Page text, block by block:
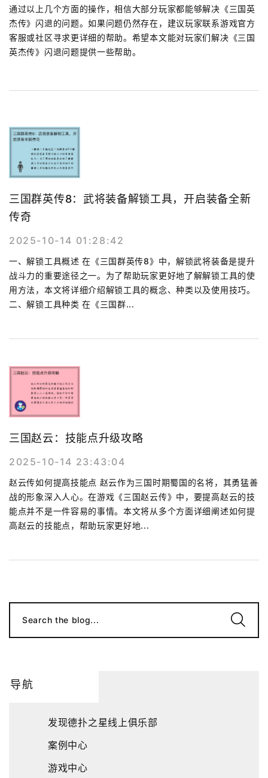
通过以上几个方面的操作，相信大部分玩家都能够解决《三国英
杰传》闪退的问题。如果问题仍然存在，建议玩家联系游戏官方
客服或社区寻求更详细的帮助。希望本文能对玩家们解决《三国
英杰传》闪退问题提供一些帮助。
三国群英传8：武将装备解锁工具，开启装备全新
传奇
2025-10-14 01:28:42
一、解锁工具概述 在《三国群英传8》中，解锁武将装备是提升
战斗力的重要途径之一。为了帮助玩家更好地了解解锁工具的使
用方法，本文将详细介绍解锁工具的概念、种类以及使用技巧。
二、解锁工具种类 在《三国群...
三国赵云：技能点升级攻略
2025-10-14 23:43:04
赵云传如何提高技能点 赵云作为三国时期蜀国的名将，其勇猛善
战的形象深入人心。在游戏《三国赵云传》中，要提高赵云的技
能点并不是一件容易的事情。本文将从多个方面详细阐述如何提
高赵云的技能点，帮助玩家更好地...
Search the blog...
导航
发现德扑之星线上俱乐部
案例中心
游戏中心